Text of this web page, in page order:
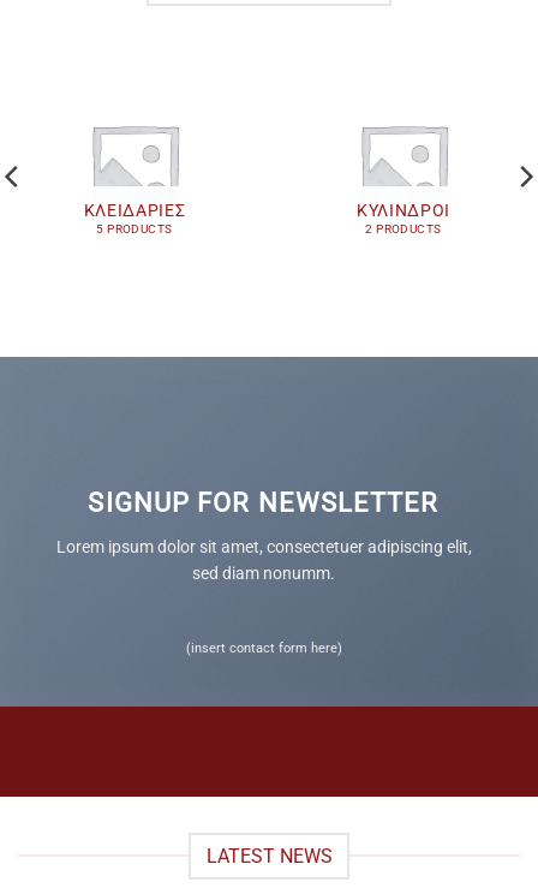
ΚΛΕΙΔΑΡΙΕΣ
5 PRODUCTS
ΚΥΛΙΝΔΡΟΙ
2 PRODUCTS
SIGNUP FOR NEWSLETTER
Lorem ipsum dolor sit amet, consectetuer adipiscing elit,
sed diam nonumm.
(insert contact form here)
LATEST NEWS